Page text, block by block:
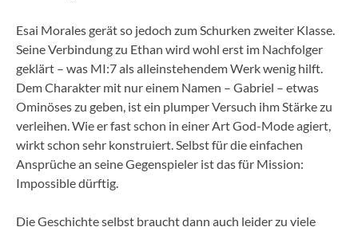
Esai Morales gerät so jedoch zum Schurken zweiter Klasse.
Seine Verbindung zu Ethan wird wohl erst im Nachfolger
geklärt – was MI:7 als alleinstehendem Werk wenig hilft.
Dem Charakter mit nur einem Namen – Gabriel – etwas
Ominöses zu geben, ist ein plumper Versuch ihm Stärke zu
verleihen. Wie er fast schon in einer Art God-Mode agiert,
wirkt schon sehr konstruiert. Selbst für die einfachen
Ansprüche an seine Gegenspieler ist das für Mission:
Impossible dürftig.
Die Geschichte selbst braucht dann auch leider zu viele